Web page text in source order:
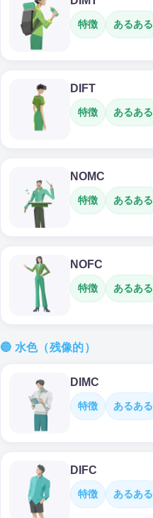
特徴 あるある
DIFT
特徴 あるある
NOMC
特徴 あるある
NOFC
特徴 あるある
🔵 水色（残像的）
DIMC
特徴 あるある
DIFC
特徴 あるある